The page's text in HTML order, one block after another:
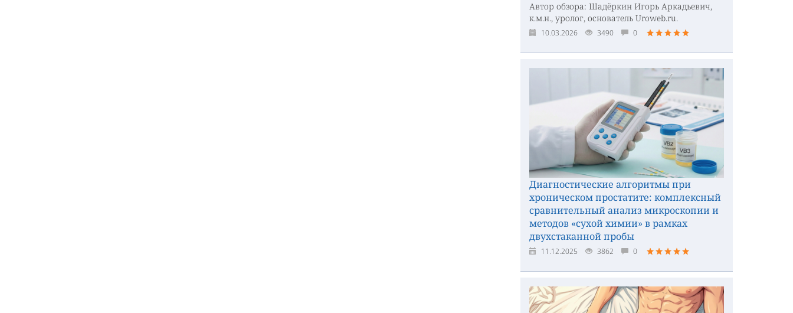
Автор обзора: Шадёркин Игорь Аркадьевич,
к.м.н., уролог, основатель Uroweb.ru.
10.03.2026 3490 0
Диагностические алгоритмы при
хроническом простатите: комплексный
сравнительный анализ микроскопии и
методов «сухой химии» в рамках
двухстаканной пробы
11.12.2025 3862 0